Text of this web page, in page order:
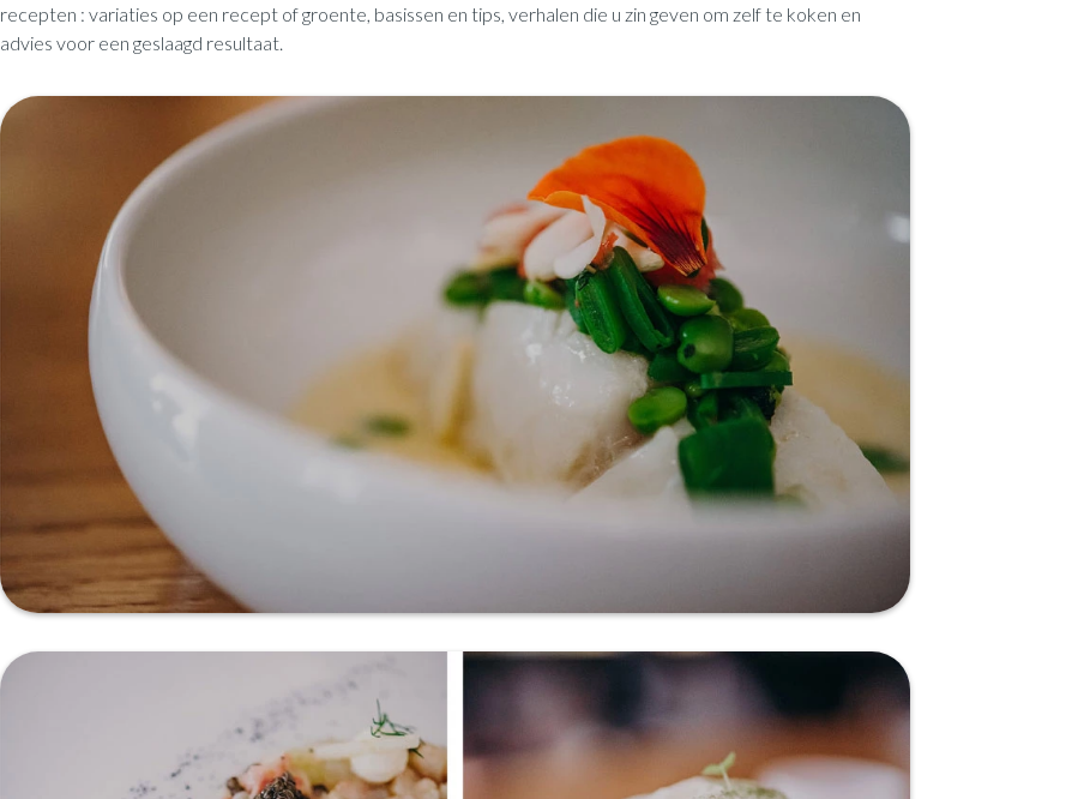
recepten : variaties op een recept of groente, basissen en tips, verhalen die u zin geven om zelf te koken en
advies voor een geslaagd resultaat.